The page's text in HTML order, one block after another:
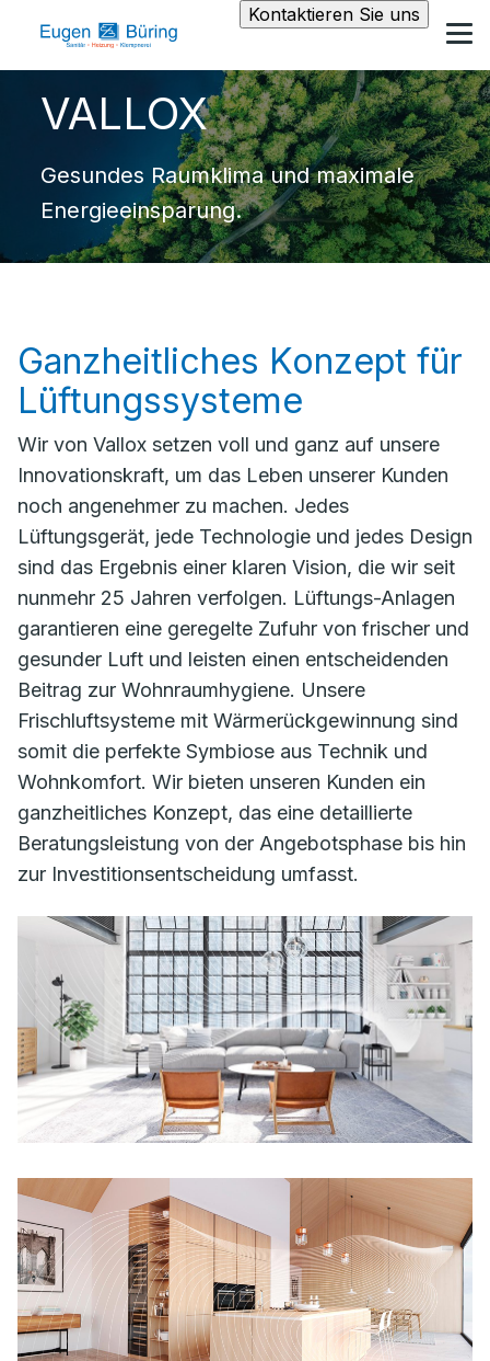
Kontaktieren Sie uns
VALLOX
Gesundes Raumklima und maximale
Energieeinsparung.
Ganzheitliches Konzept für
Lüftungssysteme
Wir von Vallox setzen voll und ganz auf unsere
Innovationskraft, um das Leben unserer Kunden
noch angenehmer zu machen. Jedes
Lüftungsgerät, jede Technologie und jedes Design
sind das Ergebnis einer klaren Vision, die wir seit
nunmehr 25 Jahren verfolgen. Lüftungs-Anlagen
garantieren eine geregelte Zufuhr von frischer und
gesunder Luft und leisten einen entscheidenden
Beitrag zur Wohnraumhygiene. Unsere
Frischluftsysteme mit Wärmerückgewinnung sind
somit die perfekte Symbiose aus Technik und
Wohnkomfort. Wir bieten unseren Kunden ein
ganzheitliches Konzept, das eine detaillierte
Beratungsleistung von der Angebotsphase bis hin
zur Investitionsentscheidung umfasst.